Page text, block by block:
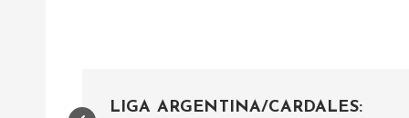
LIGA ARGENTINA/CARDALES: